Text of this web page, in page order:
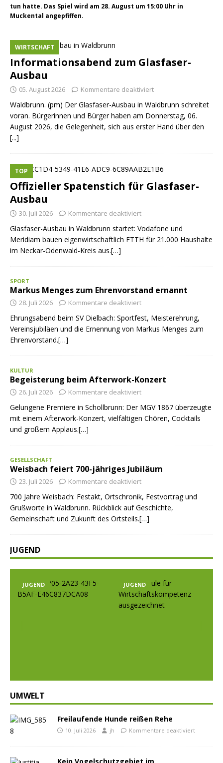
tun hatte. Das Spiel wird am 28. August um 15:00 Uhr in
Muckental angepfiffen.
Informationsabend zum Glasfaser-
Ausbau
WIRTSCHAFT
05. August 2026 Kommentare deaktiviert
Waldbrunn. (pm) Der Glasfaser-Ausbau in Waldbrunn schreitet
voran. Bürgerinnen und Bürger haben am Donnerstag, 06.
August 2026, die Gelegenheit, sich aus erster Hand über den
[...]
Offizieller Spatenstich für Glasfaser-
Ausbau
TOP
30. Juli 2026 Kommentare deaktiviert
Glasfaser-Ausbau in Waldbrunn startet: Vodafone und
Meridiam bauen eigenwirtschaftlich FTTH für 21.000 Haushalte
im Neckar-Odenwald-Kreis aus.[…]
SPORT
Markus Menges zum Ehrenvorstand ernannt
28. Juli 2026 Kommentare deaktiviert
Ehrungsabend beim SV Dielbach: Sportfest, Meisterehrung,
Vereinsjubiläen und die Ernennung von Markus Menges zum
Ehrenvorstand.[…]
KULTUR
Begeisterung beim Afterwork-Konzert
26. Juli 2026 Kommentare deaktiviert
Gelungene Premiere in Schollbrunn: Der MGV 1867 überzeugte
mit einem Afterwork-Konzert, vielfältigen Chören, Cocktails
und großem Applaus.[…]
GESELLSCHAFT
Weisbach feiert 700-jähriges Jubiläum
23. Juli 2026 Kommentare deaktiviert
700 Jahre Weisbach: Festakt, Ortschronik, Festvortrag und
Grußworte in Waldbrunn. Rückblick auf Geschichte,
Gemeinschaft und Zukunft des Ortsteils.[…]
JUGEND
JUGEND JUGEND
UMWELT
Freilaufende Hunde reißen Rehe
10. Juli 2026 jh Kommentare deaktiviert
Kein Vogelschutzgebiet im